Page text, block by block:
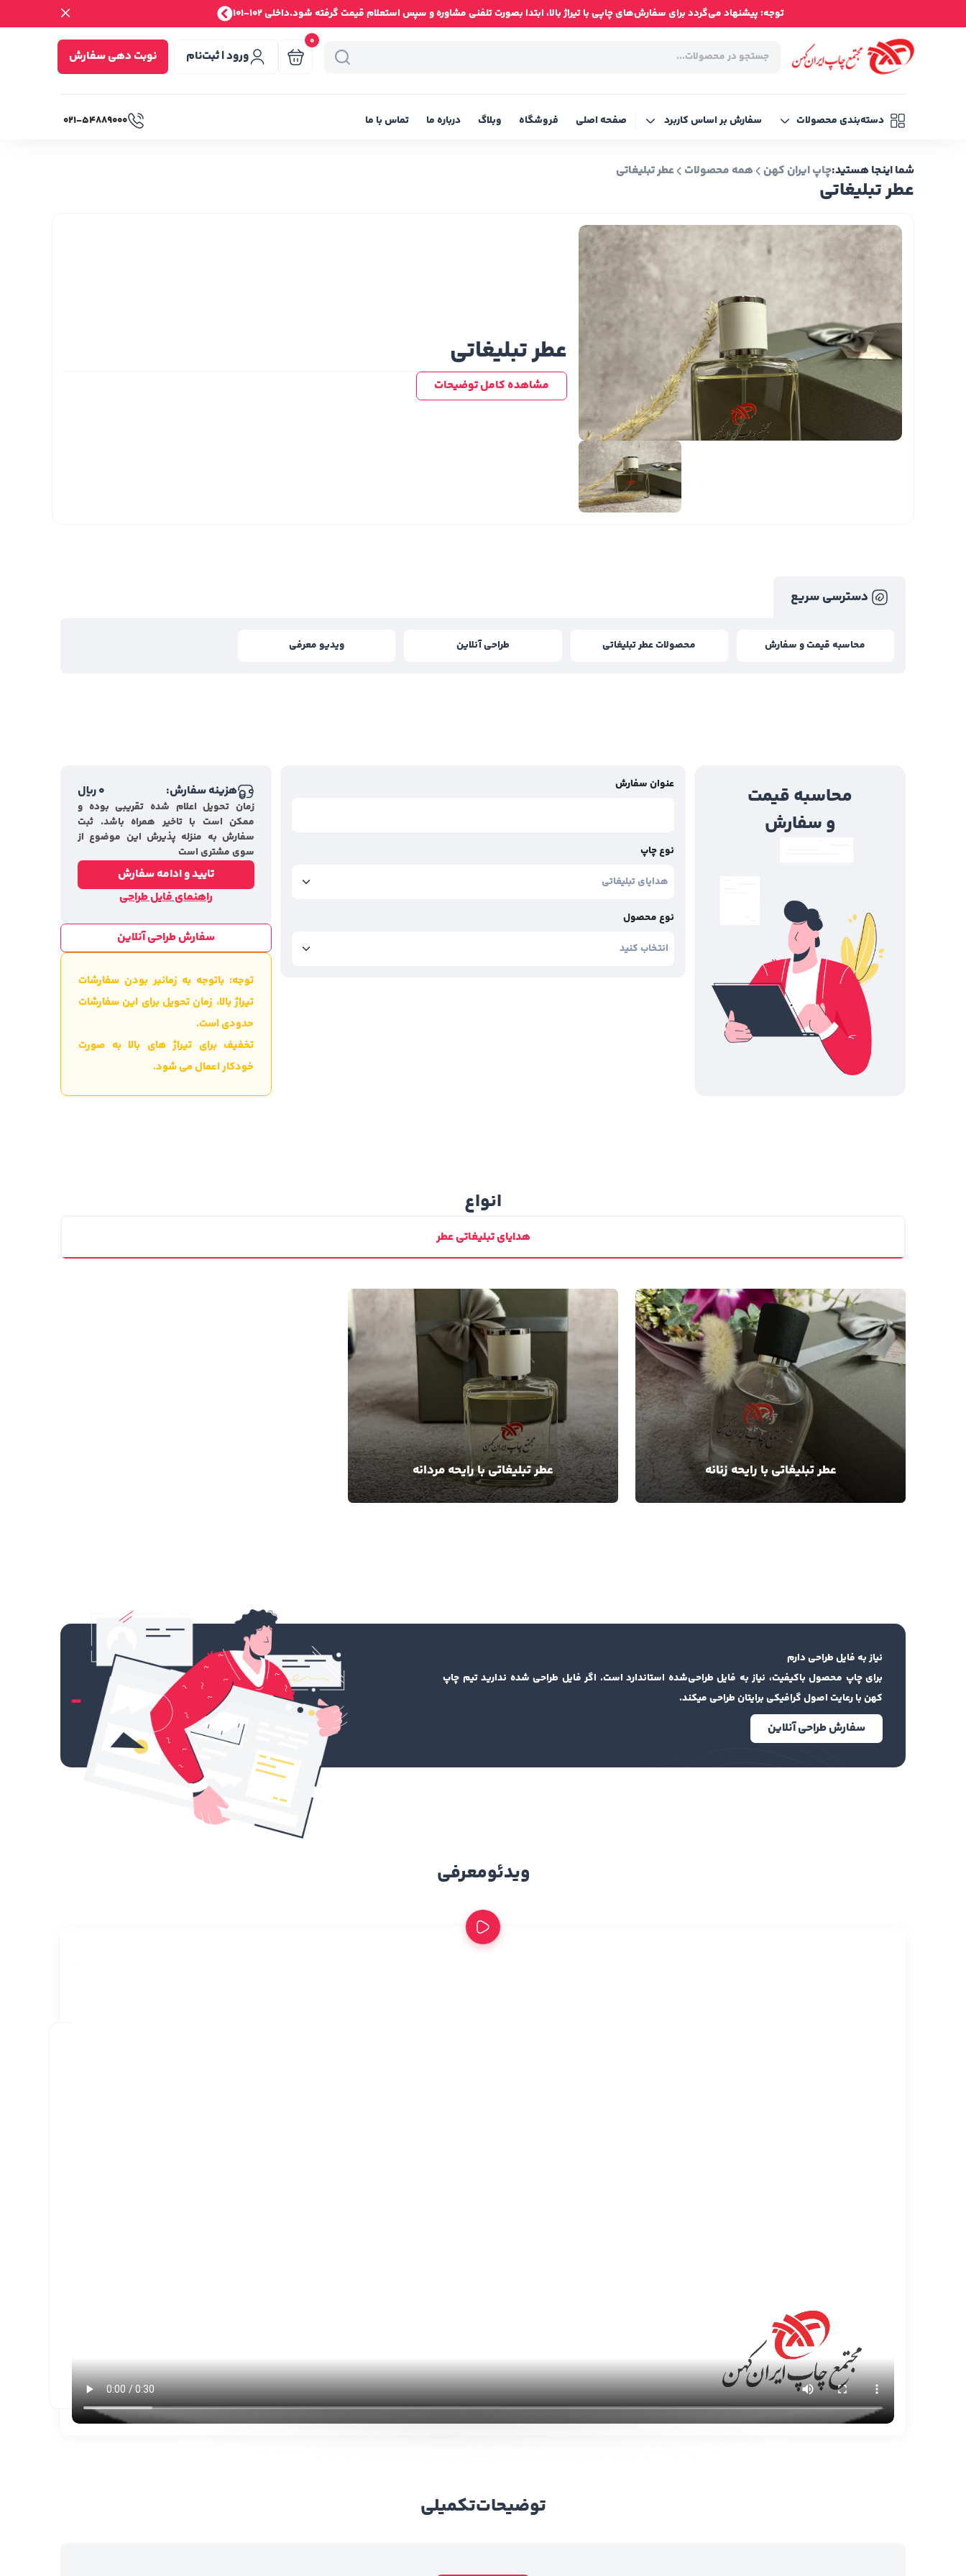
توجه: پیشنهاد می‌گردد برای سفارش‌های چاپی با تیراژ بالا، ابتدا بصورت تلفنی مشاوره و سپس استعلام قیمت گرفته شود.داخلی 102-101
0
ورود | ثبت‌نام نوبت دهی سفارش
دسته‌بندی محصولات سفارش بر اساس کاربرد صفحه اصلی فروشگاه وبلاگ درباره ما تماس با ما ۰۲۱-۵۴۸۸۹۰۰۰
عطر تبلیغاتی
شما اینجا هستید:چاپ ایران کهن همه محصولات عطر تبلیغاتی
عطر تبلیغاتی
مشاهده کامل توضیحات
دسترسی سریع
محاسبه قیمت و سفارش محصولات عطر تبلیغاتی طراحی آنلاین ویدیو معرفی
محاسبه قیمت
و سفارش
عنوان سفارش
نوع چاپ
نوع محصول
هزینه سفارش: 0ریال
زمان تحویل اعلام شده تقریبی بوده و
ممکن است با تاخیر همراه باشد. ثبت
سفارش به منزله پذیرش این موضوع از
سوی مشتری است
تایید و ادامه سفارش
راهنمای فایل طراحی
سفارش طراحی آنلاین
توجه: باتوجه به زمانبر بودن سفارشات
تیراژ بالا، زمان تحویل برای این سفارشات
حدودی است.
تخفیف برای تیراژ های بالا به صورت
خودکار اعمال می شود.
انواع
هدایای تبلیغاتی عطر
عطر تبلیغاتی با رایحه زنانه عطر تبلیغاتی با رایحه مردانه
نیاز به فایل طراحی دارم
برای چاپ محصول باکیفیت، نیاز به فایل طراحی‌شده استاندارد است. اگر فایل طراحی شده ندارید تیم چاپ
کهن با رعایت اصول گرافیکی برایتان طراحی میکند.
سفارش طراحی آنلاین
ویدئومعرفی
توضیحاتتکمیلی